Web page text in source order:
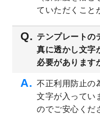
2023/4/18
スポー
シデザイ
2023/3/16
シール
公開い
2023/3/13
封筒（
レートを
2023/3/13
クリア
追加し
2023/3/2
パワー
ていただくこと
テンプレートの
真に透かし文字
必要があります
不正利用防止の
文字が入ってい
のでご安心くだ